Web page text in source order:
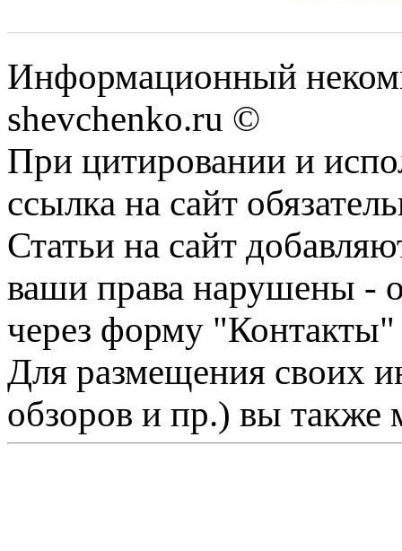
Информационный
shevchenko.ru ©
При цитировании и
ссылка на сайт
Статьи на сайт
ваши права нарушены -
через форму "Контакты"
Для размещения своих
обзоров и пр.) вы также